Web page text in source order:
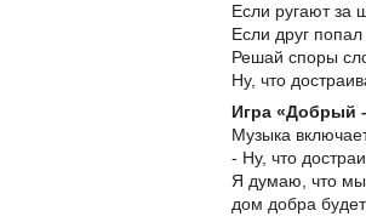
Если ругают за
Если друг попал
Решай споры
Ну, что
Игра «Добрый
Музыка
- Ну, что
Я думаю, что мы
дом добра